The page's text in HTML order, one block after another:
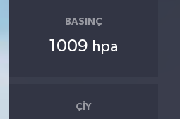
BASINÇ
1009 hpa
ÇIY